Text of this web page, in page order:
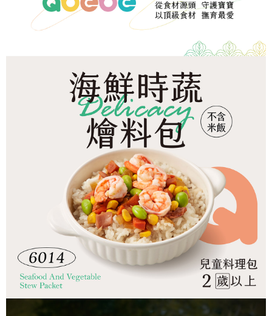
由本公司與您本人進行分期帳單所需資料之確認、核對及更正。
3.完整用戶服務條款，請詳閱以下連結：
https://oppay.tw/userRule
客戶支援中心」https://netprotections.freshdesk.com/support/home
１．透過由恩沛科技股份有限公司提供之「AFTEE先享後付」服務完成之交
易，需依本服務之必要範圍內提供個人資料，並將交易相關給付款項請求債
２．關於個人資料處理事宜，請瀏覽以下網址：
https://aftee.tw/terms/#terms3
３．未成年的使用者請事先徵得法定代理人或監護人之同意方可使用
「AFTEE先享後付」，若未經同意申辦者引起之損失，本公司不負相關責
４．使用「AFTEE先享後付」時，將依據個別帳號之用戶狀況，依本公司即
時審查核予不同之上限額度；若仍有額度不足之情形，本公司將視審查結果
５．嚴禁一人註冊多個帳號或使用他人資訊註冊。若發現惡意使用之情形，
恩沛科技股份有限公司將有權停止該用戶之使用額度並採取法律行動。
每筆NT$260